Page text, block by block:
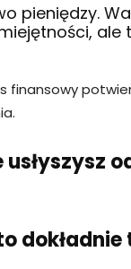
pieniędzy.
ale
finansowy